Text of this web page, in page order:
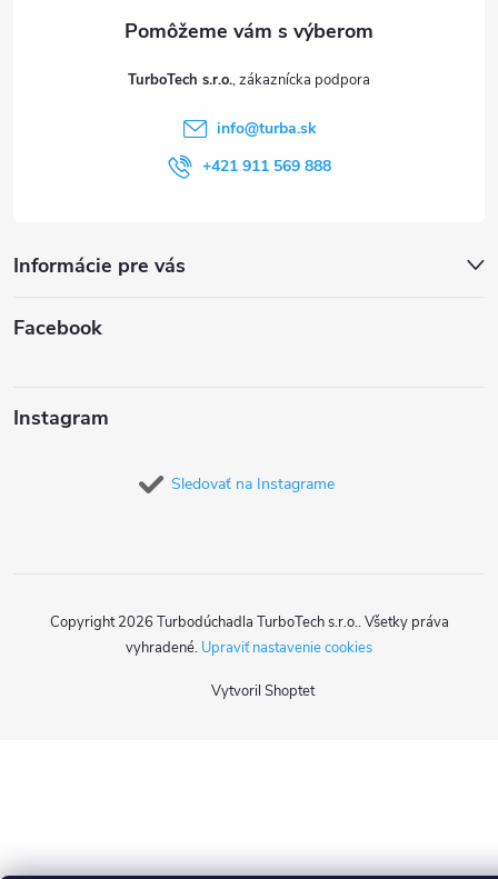
TurboTech s.r.o.
info@turba.sk
+421 911 569 888
Informácie pre vás
Facebook
Instagram
Sledovať na Instagrame
Vytvoril Shoptet
Copyright 2026 Turbodúchadla TurboTech s.r.o.. Všetky práva
vyhradené. Upraviť nastavenie cookies